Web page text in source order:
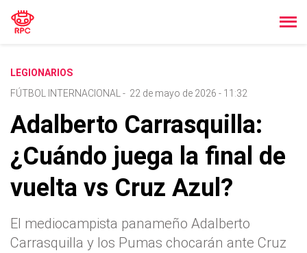
LEGIONARIOS
FÚTBOL INTERNACIONAL
- 22 de mayo de 2026 - 11:32
Adalberto Carrasquilla:
¿Cuándo juega la final de
vuelta vs Cruz Azul?
El mediocampista panameño Adalberto
Carrasquilla y los Pumas chocarán ante Cruz